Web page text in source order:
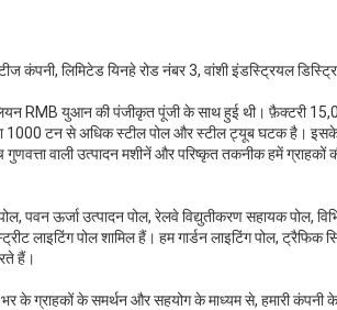
कंपनी, लिमिटेड यिनहे रोड नंबर 3, वांशी इंडस्ट्रियल
RMB युआन की पंजीकृत पूंजी के साथ हुई थी। फ़ैक्टरी
1000 टन से अधिक स्टील पोल और स्टील ट्यूब घटक है।
वाली उत्पादन मशीनें और परिष्कृत तकनीक हमें
पोल, पवन ऊर्जा उत्पादन पोल, रेलवे विद्युतीकरण सहायक
लाइटिंग पोल शामिल हैं। हम गार्डन लाइटिंग पोल,
हैं।
भर के ग्राहकों के समर्थन और सहयोग के माध्यम से, हमारी कंपनी